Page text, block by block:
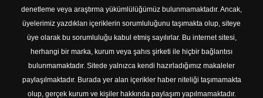
denetleme veya araştırma yükümlülüğümüz bulunmamaktadır. Ancak,
üyelerimiz yazdıkları içeriklerin sorumluluğunu taşımakta olup, siteye
üye olarak bu sorumluluğu kabul etmiş sayılırlar. Bu internet sitesi,
herhangi bir marka, kurum veya şahıs şirketi ile hiçbir bağlantısı
bulunmamaktadır. Sitede yalnızca kendi hazırladığımız makaleler
paylaşılmaktadır. Burada yer alan içerikler haber niteliği taşımamakta
olup, gerçek kurum ve kişiler hakkında paylaşım yapılmamaktadır.